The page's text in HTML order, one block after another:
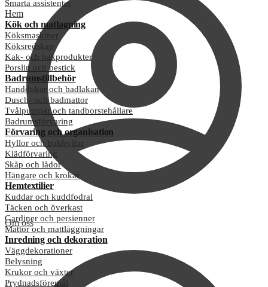
Om oss
Smarta assistenter
Hem
Kök och matlagning
Köksmaskiner
Köksredskap
Kak- och bakprodukter
Porslin och bestick
Badrumstillbehör
Handdukar och badlakan
Dusch- och badmattor
Tvålpumpar och tandborstehållare
Badrumsförvaring
Förvaring och organisation
Hyllor och bokhyllor
Klädförvaring
Skåp och lådor
Hängare och krokar
Hemtextilier
Kuddar och kuddfodral
Täcken och överkast
Gardiner och persienner
Mattor och mattläggningar
Inredning och dekoration
Väggdekorationer
Belysning
Krukor och växter
Prydnadsföremål